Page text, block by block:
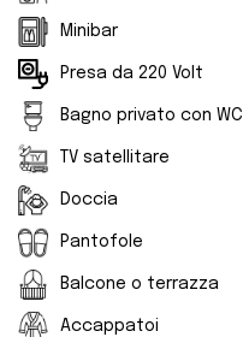
Minibar
Presa da 220 Volt
Bagno privato con WC
TV satellitare
Doccia
Pantofole
Balcone o terrazza
Accappatoi